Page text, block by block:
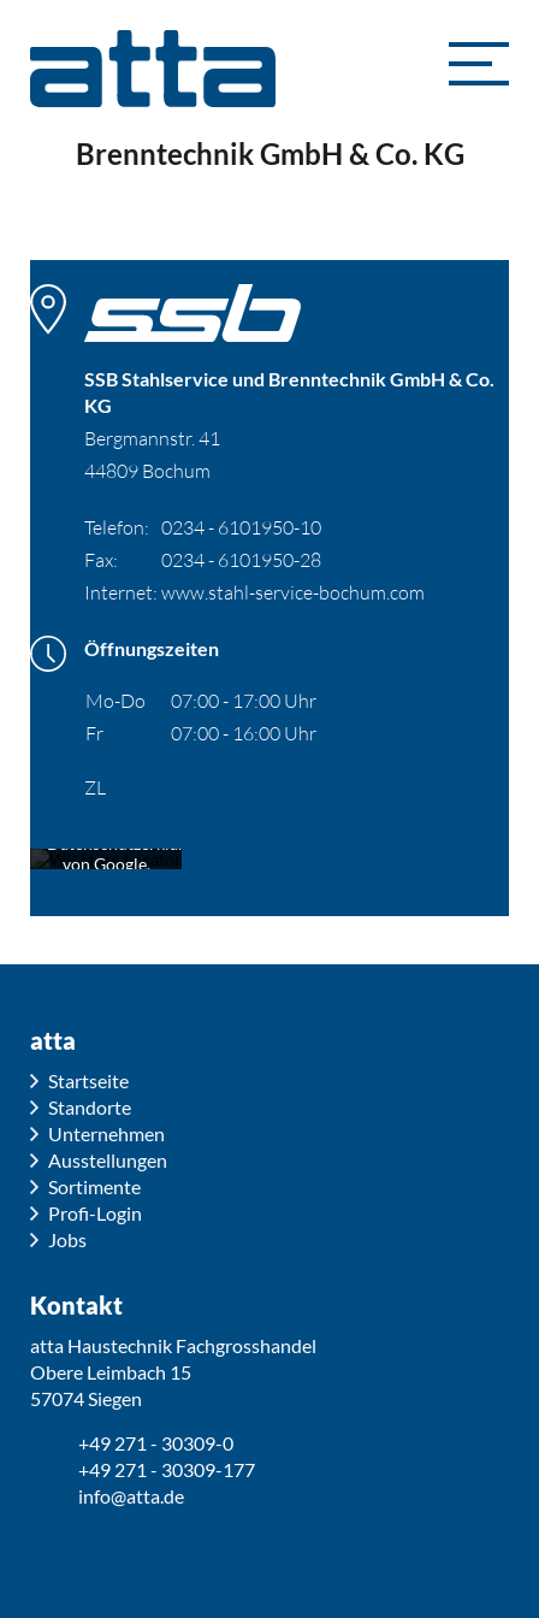
SSB Stahlservice und
Brenntechnik GmbH & Co. KG
SSB Stahlservice und Brenntechnik GmbH & Co.
KG
Bergmannstr. 41
44809 Bochum
Telefon: 0234 - 6101950-10
Fax:
0234 - 6101950-28
Internet: www.stahl-service-bochum.com
Öffnungszeiten
Mo-Do
07:00 - 17:00 Uhr
Fr
07:00 - 16:00 Uhr
ZL
der Karte
akzeptieren Sie
von Google.
atta
Startseite
Standorte
Unternehmen
Ausstellungen
Sortimente
Profi-Login
Jobs
Kontakt
atta Haustechnik Fachgrosshandel
Obere Leimbach 15
57074 Siegen
+49 271 - 30309-0
+49 271 - 30309-177
info@atta.de